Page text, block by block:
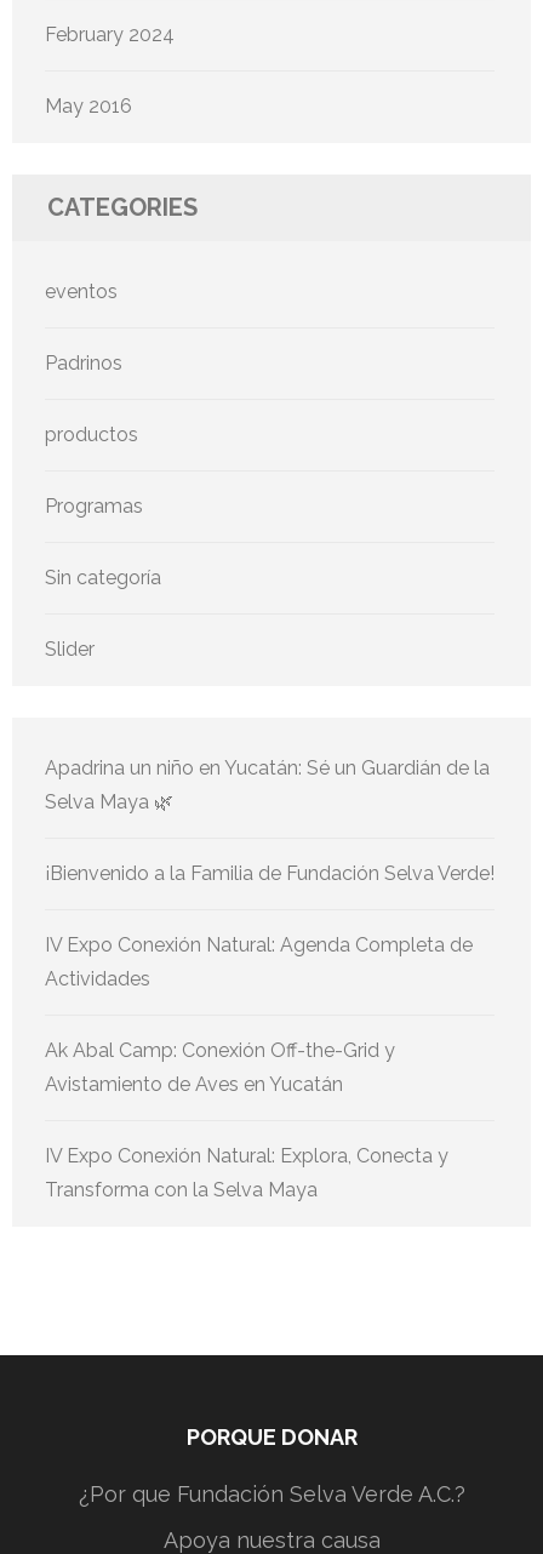
February 2024
May 2016
CATEGORIES
eventos
Padrinos
productos
Programas
Sin categoría
Slider
Apadrina un niño en Yucatán: Sé un Guardián de la
Selva Maya 🌿
¡Bienvenido a la Familia de Fundación Selva Verde!
IV Expo Conexión Natural: Agenda Completa de
Actividades
Ak Abal Camp: Conexión Off-the-Grid y
Avistamiento de Aves en Yucatán
IV Expo Conexión Natural: Explora, Conecta y
Transforma con la Selva Maya
PORQUE DONAR
¿Por que Fundación Selva Verde A.C.?
Apoya nuestra causa